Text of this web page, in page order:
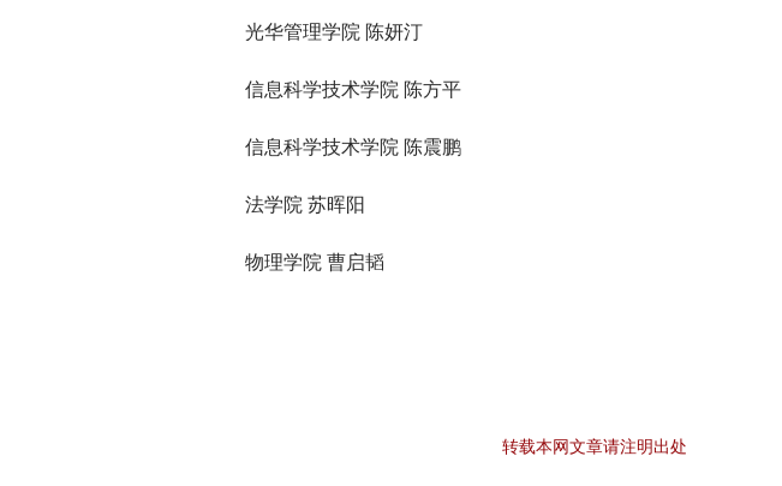
光华管理学院 陈妍汀
信息科学技术学院 陈方平
信息科学技术学院 陈震鹏
法学院 苏晖阳
物理学院 曹启韬
转载本网文章请注明出处